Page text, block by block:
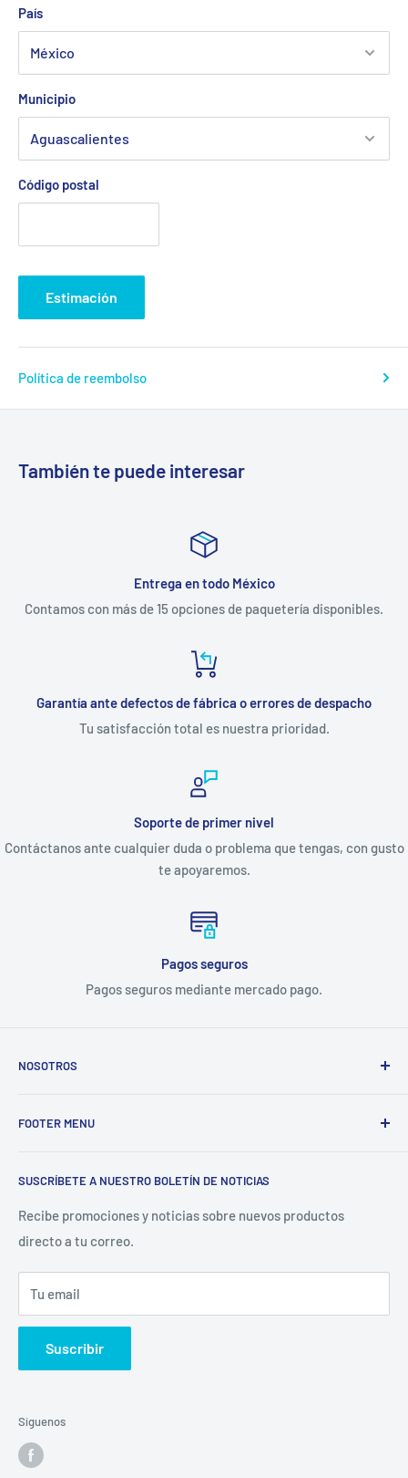
País
Municipio
Código postal
Estimación
Política de reembolso
También te puede interesar
Entrega en todo México
Contamos con más de 15 opciones de paquetería disponibles.
Garantía ante defectos de fábrica o errores de despacho
Tu satisfacción total es nuestra prioridad.
Soporte de primer nivel
Contáctanos ante cualquier duda o problema que tengas, con gusto
te apoyaremos.
Pagos seguros
Pagos seguros mediante mercado pago.
NOSOTROS
de ofrecer refacciones para aparatos electrodomésticos y
restaurantera e industrial.
FOOTER MENU
Catálogo
La Empresa
Contacto
Sucursales
Buscar
SUSCRÍBETE A NUESTRO BOLETÍN DE NOTICIAS
Recibe promociones y noticias sobre nuevos productos
directo a tu correo.
Tu email
Suscribir
Síguenos